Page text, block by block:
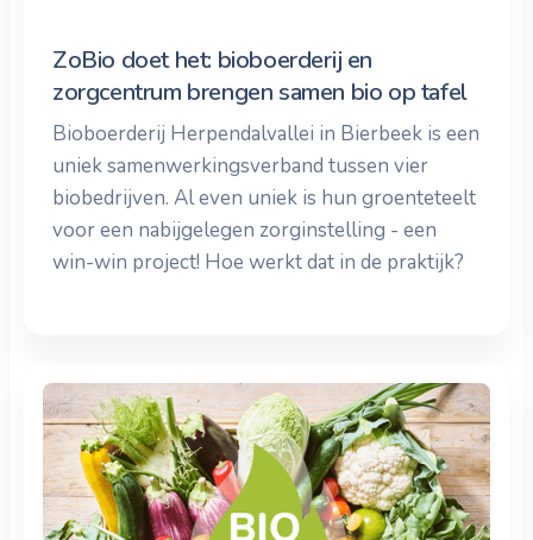
ZoBio doet het: bioboerderij en
zorgcentrum brengen samen bio op tafel
Bioboerderij Herpendalvallei in Bierbeek is een
uniek samenwerkingsverband tussen vier
biobedrijven. Al even uniek is hun groenteteelt
voor een nabijgelegen zorginstelling - een
win-win project! Hoe werkt dat in de praktijk?